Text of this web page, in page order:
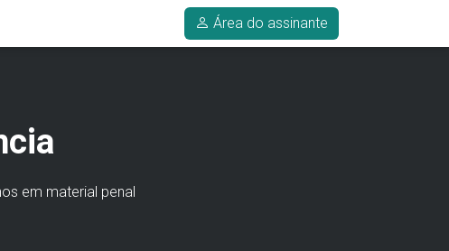
Área do assinante
em material penal